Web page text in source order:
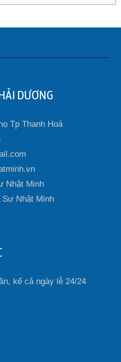
DƯƠNG
Tp Thanh Hoá
Nhật Minh
Sư Nhật Minh
kể cả ngày lễ 24/24